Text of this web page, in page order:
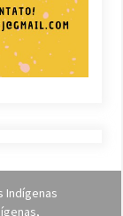
Indígenas